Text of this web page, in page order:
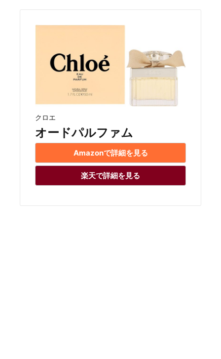
クロエ
オードパルファム
Amazonで詳細を見る
楽天で詳細を見る